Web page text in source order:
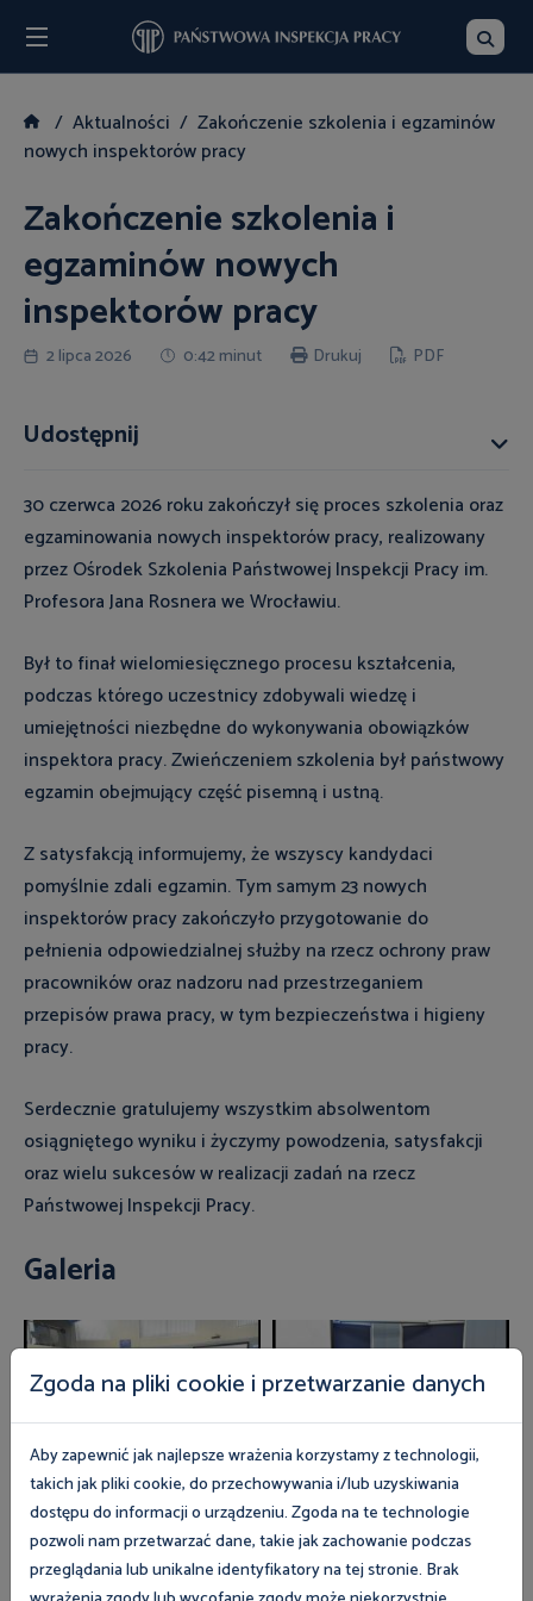
Aktualności
Zakończenie szkolenia i egzaminów
nowych inspektorów pracy
Zakończenie szkolenia i
egzaminów nowych
inspektorów pracy
2 lipca 2026 0:42 minut Drukuj PDF
30 czerwca 2026 roku zakończył się proces szkolenia oraz
egzaminowania nowych inspektorów pracy, realizowany
przez Ośrodek Szkolenia Państwowej Inspekcji Pracy im.
Profesora Jana Rosnera we Wrocławiu.
Był to finał wielomiesięcznego procesu kształcenia,
podczas którego uczestnicy zdobywali wiedzę i
umiejętności niezbędne do wykonywania obowiązków
inspektora pracy. Zwieńczeniem szkolenia był państwowy
egzamin obejmujący część pisemną i ustną.
Z satysfakcją informujemy, że wszyscy kandydaci
pomyślnie zdali egzamin. Tym samym 23 nowych
inspektorów pracy zakończyło przygotowanie do
pełnienia odpowiedzialnej służby na rzecz ochrony praw
pracowników oraz nadzoru nad przestrzeganiem
przepisów prawa pracy, w tym bezpieczeństwa i higieny
pracy.
Serdecznie gratulujemy wszystkim absolwentom
osiągniętego wyniku i życzymy powodzenia, satysfakcji
oraz wielu sukcesów w realizacji zadań na rzecz
Państwowej Inspekcji Pracy.
Galeria
Udostępnij
Zobacz również
Zgoda na pliki cookie i przetwarzanie danych
Aby zapewnić jak najlepsze wrażenia korzystamy z technologii,
takich jak pliki cookie, do przechowywania i/lub uzyskiwania
dostępu do informacji o urządzeniu. Zgoda na te technologie
pozwoli nam przetwarzać dane, takie jak zachowanie podczas
przeglądania lub unikalne identyfikatory na tej stronie. Brak
Szukaj